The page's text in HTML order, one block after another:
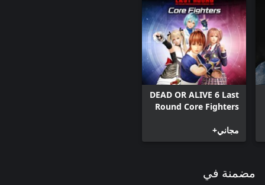
DEAD OR ALIVE 6 Last
Round Core Fighters
مجاني+
مضمنة في